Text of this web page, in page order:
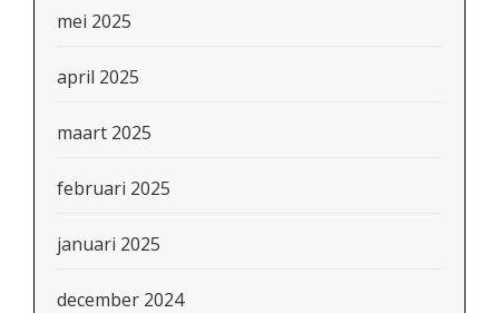
mei 2025
april 2025
maart 2025
februari 2025
januari 2025
december 2024